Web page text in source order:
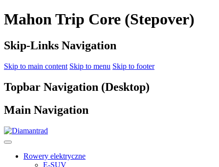
Mahon Trip Core (Stepover)
Skip-Links Navigation
Skip to main content Skip to menu Skip to footer
Topbar Navigation (Desktop)
Main Navigation
Rowery elektryczne
E-SUV